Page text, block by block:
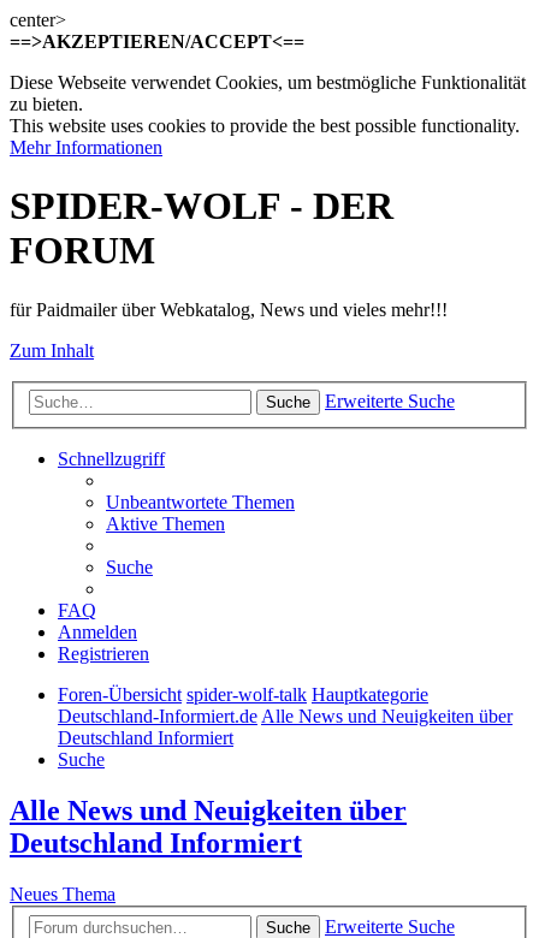
center>
==>AKZEPTIEREN/ACCEPT<==
Diese Webseite verwendet Cookies, um bestmögliche Funktionalität
zu bieten.
This website uses cookies to provide the best possible functionality.
Mehr Informationen
SPIDER-WOLF - DER
FORUM
für Paidmailer über Webkatalog, News und vieles mehr!!!
Zum Inhalt
Suche Erweiterte Suche
Schnellzugriff
Unbeantwortete Themen
Aktive Themen
Suche
FAQ
Anmelden
Registrieren
Foren-Übersicht spider-wolf-talk Hauptkategorie
Deutschland-Informiert.deAlle News und Neuigkeiten über
Deutschland Informiert
Suche
Alle News und Neuigkeiten über
Deutschland Informiert
Neues Thema
Suche
Erweiterte Suche